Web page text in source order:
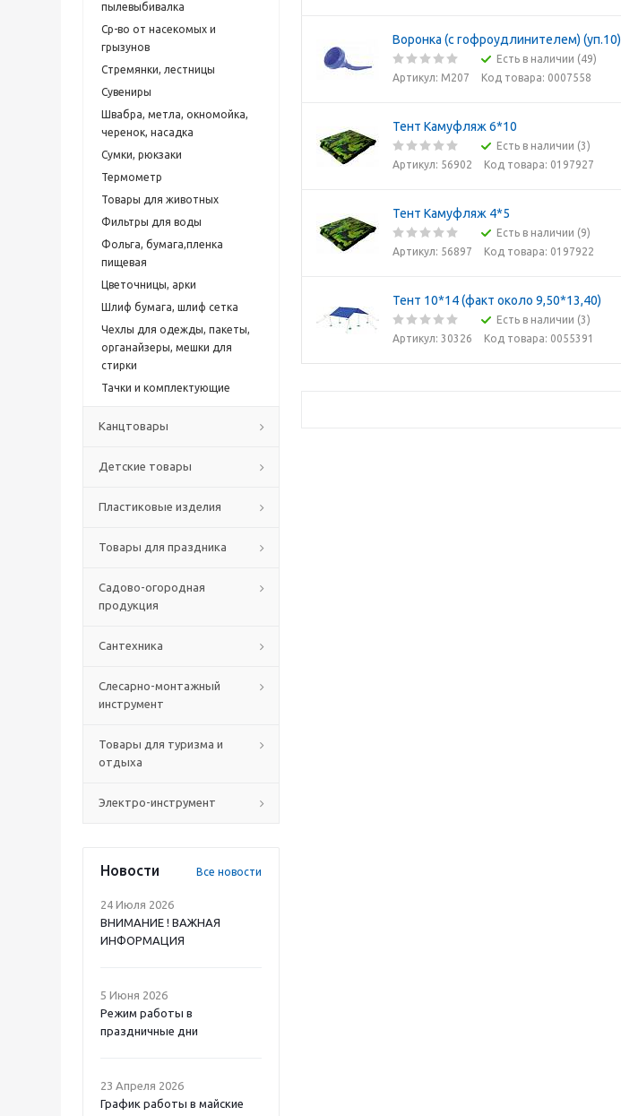
пылевыбивалка
Ср-во от насекомых и
грызунов
Стремянки, лестницы
Сувениры
Швабра, метла, окномойка,
черенок, насадка
Сумки, рюкзаки
Термометр
Товары для животных
Фильтры для воды
Фольга, бумага,пленка
пищевая
Цветочницы, арки
Шлиф бумага, шлиф сетка
Чехлы для одежды, пакеты,
органайзеры, мешки для
стирки
Тачки и комплектующие
Канцтовары
Детские товары
Пластиковые изделия
Товары для праздника
Садово-огородная
продукция
Сантехника
Слесарно-монтажный
инструмент
Товары для туризма и
отдыха
Электро-инструмент
Новости Все новости
24 Июля 2026
ВНИМАНИЕ ! ВАЖНАЯ
ИНФОРМАЦИЯ
5 Июня 2026
Режим работы в
праздничные дни
23 Апреля 2026
График работы в майские
Воронка (с гофроудлинителем) (уп.10)
Есть в наличии (49)
Артикул: М207
Код товара: 0007558
Тент Камуфляж 6*10
Есть в наличии (3)
Артикул: 56902
Код товара: 0197927
Тент Камуфляж 4*5
Есть в наличии (9)
Артикул: 56897
Код товара: 0197922
Тент 10*14 (факт около 9,50*13,40)
Есть в наличии (3)
Артикул: 30326
Код товара: 0055391